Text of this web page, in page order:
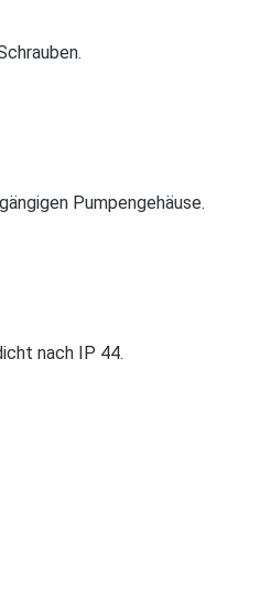
Pumpengehäuse.
nach IP 44.